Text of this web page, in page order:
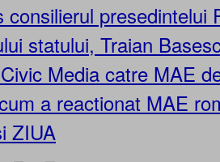
consilierul presedintelui
statului, Traian
Media catre MAE
a reactionat MAE
ZIUA